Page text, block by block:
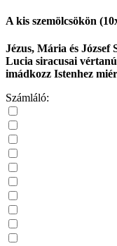
A kis szemölcsökön
Jézus, Mária és József
Lucia siracusai
imádkozz Istenhez
Számláló: